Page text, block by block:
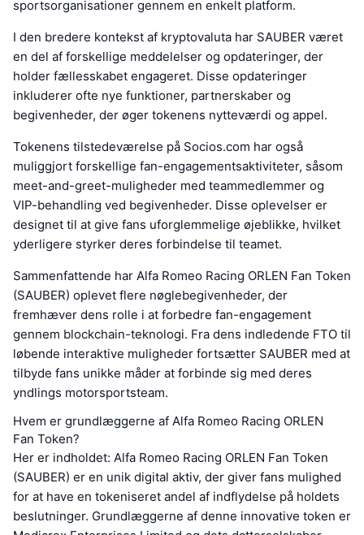
sportsorganisationer gennem en enkelt platform.
I den bredere kontekst af kryptovaluta har SAUBER været
en del af forskellige meddelelser og opdateringer, der
holder fællesskabet engageret. Disse opdateringer
inkluderer ofte nye funktioner, partnerskaber og
begivenheder, der øger tokenens nytteværdi og appel.
Tokenens tilstedeværelse på Socios.com har også
muliggjort forskellige fan-engagementsaktiviteter, såsom
meet-and-greet-muligheder med teammedlemmer og
VIP-behandling ved begivenheder. Disse oplevelser er
designet til at give fans uforglemmelige øjeblikke, hvilket
yderligere styrker deres forbindelse til teamet.
Sammenfattende har Alfa Romeo Racing ORLEN Fan Token
(SAUBER) oplevet flere nøglebegivenheder, der
fremhæver dens rolle i at forbedre fan-engagement
gennem blockchain-teknologi. Fra dens indledende FTO til
løbende interaktive muligheder fortsætter SAUBER med at
tilbyde fans unikke måder at forbinde sig med deres
yndlings motorsportsteam.
Hvem er grundlæggerne af Alfa Romeo Racing ORLEN
Fan Token?
Her er indholdet: Alfa Romeo Racing ORLEN Fan Token
(SAUBER) er en unik digital aktiv, der giver fans mulighed
for at have en tokeniseret andel af indflydelse på holdets
beslutninger. Grundlæggerne af denne innovative token er